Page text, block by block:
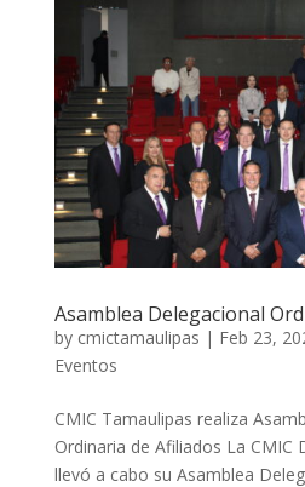
Asamblea Delegacional
by cmictamaulipas | Feb 23,
Eventos
CMIC Tamaulipas realiza
Ordinaria de Afiliados La CMIC
llevó a cabo su Asamblea